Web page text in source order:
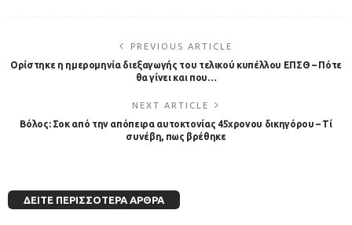
PREVIOUS ARTICLE
Ορίστηκε η ημερομηνία διεξαγωγής του τελικού κυπέλλου ΕΠΣΘ – Πότε
θα γίνει και που…
NEXT ARTICLE
Bόλος: Σοκ από την απόπειρα αυτοκτονίας 45χρονου δικηγόρου – Τί
συνέβη, πως βρέθηκε
ΔΕΊΤΕ ΠΕΡΙΣΣΌΤΕΡΑ ΆΡΘΡΑ